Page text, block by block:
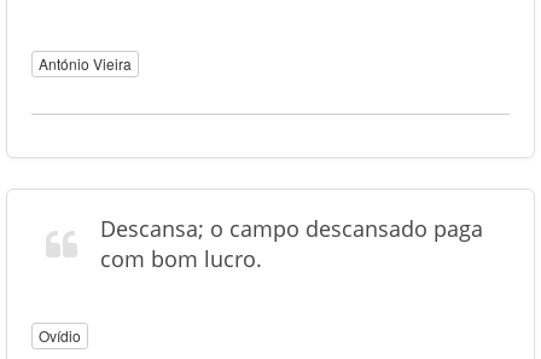
António Vieira
Descansa; o campo descansado paga
com bom lucro.
Ovídio